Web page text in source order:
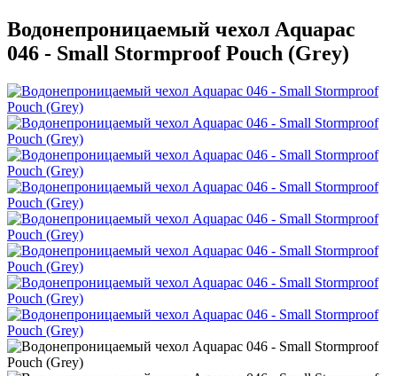
Водонепроницаемый чехол Aquapac
046 - Small Stormproof Pouch (Grey)